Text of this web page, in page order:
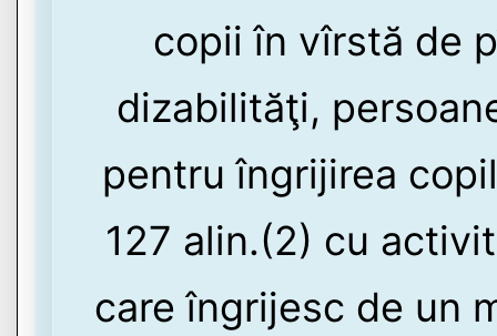
copii în vîrstă de
dizabilităţi,
pentru îngrijirea
127 alin.(2) cu
care îngrijesc de un